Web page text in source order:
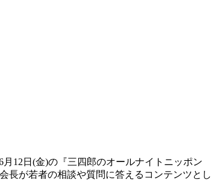
12日(金)の『三四郎のオールナイトニッポン
長が若者の相談や質問に答えるコンテンツとし